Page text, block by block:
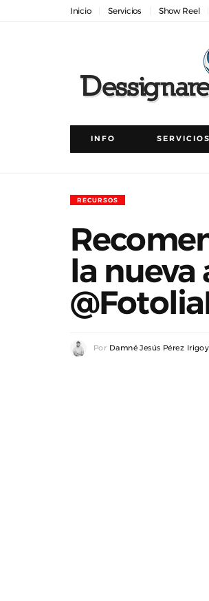
Inicio Servicios Show Reel
INFO SERVICIOS
RECURSOS
la
Por Damné Jesús Pérez